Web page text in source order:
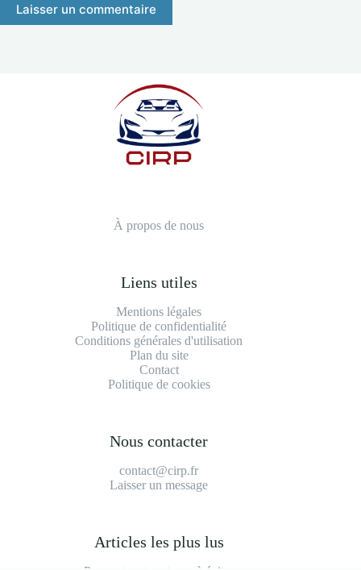
Laisser un commentaire
À propos de nous
Liens utiles
Mentions légales
Politique de confidentialité
Conditions générales d'utilisation
Plan du site
Contact
Politique de cookies
Nous contacter
contact@cirp.fr
Laisser un message
Articles les plus lus